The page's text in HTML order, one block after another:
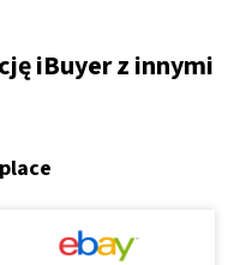
iBuyer z innymi